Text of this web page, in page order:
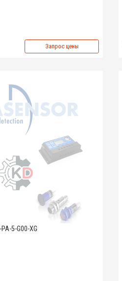
Запрос цены
5-G00-XG